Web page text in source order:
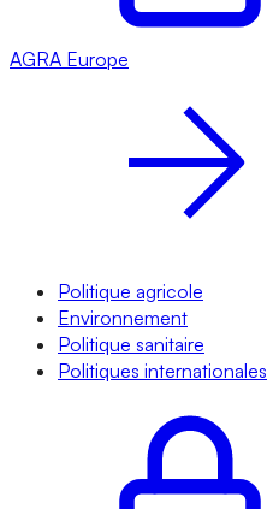
AGRA Europe
Politique agricole
Environnement
Politique sanitaire
Politiques internationales